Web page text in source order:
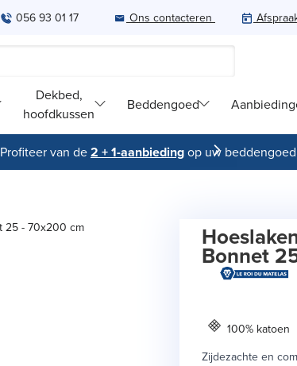
056 93 01 17 Ons contacteren
Dekbed,
hoofdkussen
Beddengoed
van de2 + 1-aanbiedingop uw
25 - 70x200 cm
Bonnet
100% katoen
Zijdezachte en